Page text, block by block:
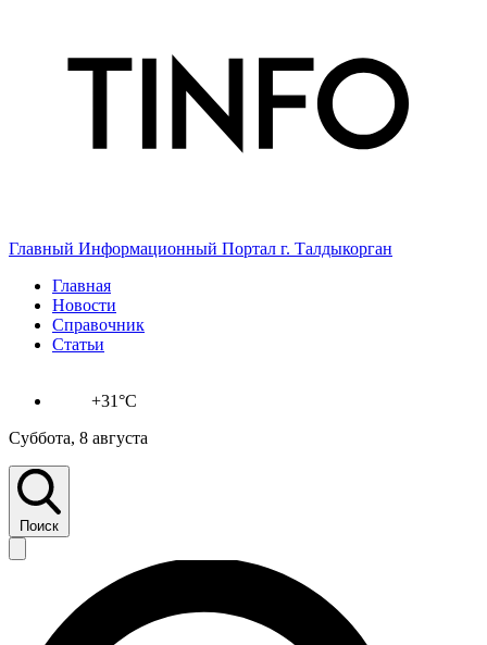
Главный Информационный Портал г. Талдыкорган
Главная
Новости
Справочник
Статьи
+31°C
Суббота, 8 августа
Поиск